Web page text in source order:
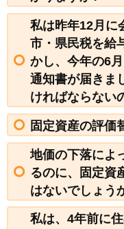
私は昨年12月に
市・県民税を給
かし、今年の6
通知書が届きま
ければならない
固定資産の評価
地価の下落によ
るのに、固定資
はないでしょう
私は、4年前に